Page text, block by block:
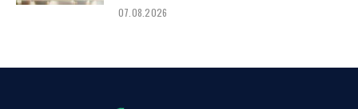
07.08.2026